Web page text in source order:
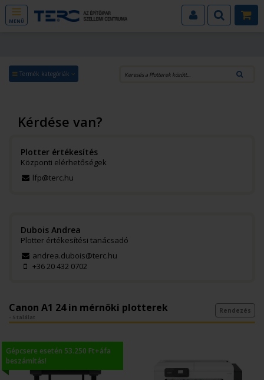
MENÜ
Termék kategóriák
Kérdése van?
Plotter értékesítés
Központi elérhetőségek
lfp@terc.hu
Dubois Andrea
Plotter értékesítési tanácsadó
andrea.dubois@terc.hu
+36 20 432 0702
Canon A1 24 in mérnöki plotterek
- 5 találat
Rendezés
Gépcsere esetén 53.250 Ft+áfa
beszámítás!